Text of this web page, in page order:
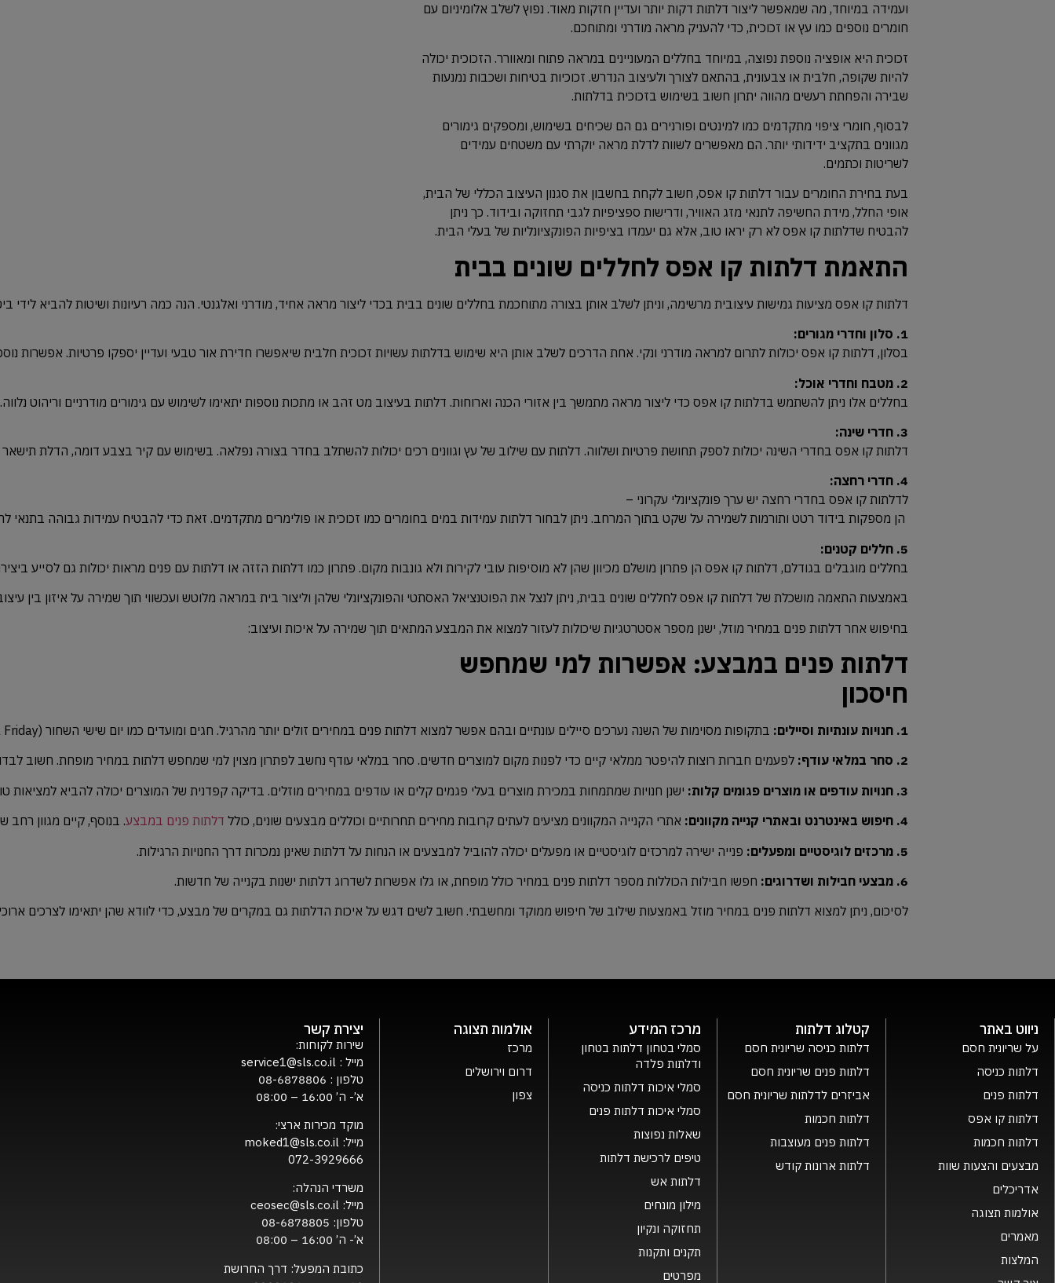
ועמידה במיוחד, מה שמאפשר ליצור דלתות דקות יותר ועדיין חזקות מאוד. נפוץ לשלב אלומיניום עם
חומרים נוספים כמו עץ או זכוכית, כדי להעניק מראה מודרני ומתוחכם.
זכוכית היא אופציה נוספת נפוצה, במיוחד בחללים המעוניינים במראה פתוח ומאוורר. הזכוכית יכולה
להיות שקופה, חלבית או צבעונית, בהתאם לצורך ולעיצוב הנדרש. זכוכיות בטיחות ושכבות נמנעות
שבירה והפחתת רעשים מהווה יתרון חשוב בשימוש בזכוכית בדלתות.
לבסוף, חומרי ציפוי מתקדמים כמו למינטים ופורנירים גם הם שכיחים בשימוש, ומספקים גימורים
מגוונים בתקציב ידידותי יותר. הם מאפשרים לשוות לדלת מראה יוקרתי עם משטחים עמידים
לשריטות וכתמים.
בעת בחירת החומרים עבור דלתות קו אפס, חשוב לקחת בחשבון את סגנון העיצוב הכללי של הבית,
אופי החלל, מידת החשיפה לתנאי מזג האוויר, ודרישות ספציפיות לגבי תחזוקה ובידוד. כך ניתן
להבטיח שדלתות קו אפס לא רק יראו טוב, אלא גם יעמדו בציפיות הפונקציונליות של בעלי הבית.
התאמת דלתות קו אפס לחללים שונים בבית
דלתות קו אפס מציעות גמישות עיצובית מרשימה, וניתן לשלב אותן בצורה מתוחכמת בחללים שונים בבית בכדי ליצור מראה אחיד, מודרני ואלגנטי. הנה כמה רעיונות ושיטות להביא לידי
1. סלון וחדרי מגורים:
בסלון, דלתות קו אפס יכולות לתרום למראה מודרני ונקי. אחת הדרכים לשלב אותן היא שימוש בדלתות עשויות זכוכית חלבית שיאפשרו חדירת אור טבעי ועדיין יספקו פרטיות. אפשרות
2. מטבח וחדרי אוכל:
בחללים אלו ניתן להשתמש בדלתות קו אפס כדי ליצור מראה מתמשך בין אזורי הכנה וארוחות. דלתות בעיצוב מט זהב או מתכות נוספות יתאימו לשימוש עם גימורים מודרניים וריהוט נלווה.
3. חדרי שינה:
דלתות קו אפס בחדרי השינה יכולות לספק תחושת פרטיות ושלווה. דלתות עם שילוב של עץ וגוונים רכים יכולות להשתלב בחדר בצורה נפלאה. בשימוש עם קיר בצבע דומה, הדלת תישאר
4. חדרי רחצה:
לדלתות קו אפס בחדרי רחצה יש ערך פונקציונלי עקרוני –
הן מספקות בידוד רטט ותורמות לשמירה על שקט בתוך המרחב. ניתן לבחור דלתות עמידות במים בחומרים כמו זכוכית או פולימרים מתקדמים. זאת כדי להבטיח עמידות גבוהה בתנאי
5. חללים קטנים:
בחללים מוגבלים בגודלם, דלתות קו אפס הן פתרון מושלם מכיוון שהן לא מוסיפות עובי לקירות ולא גונבות מקום. פתרון כמו דלתות הזזה או דלתות עם פנים מראות יכולות גם לסייע
באמצעות התאמה מושכלת של דלתות קו אפס לחללים שונים בבית, ניתן לנצל את הפוטנציאל האסתטי והפונקציונלי שלהן וליצור בית במראה מלוטש ועכשווי תוך שמירה על איזון בין
בחיפוש אחר דלתות פנים במחיר מוזל, ישנן מספר אסטרטגיות שיכולות לעזור למצוא את המבצע המתאים תוך שמירה על איכות ועיצוב:
דלתות פנים במבצע: אפשרות למי שמחפש
חיסכון
1. חנויות עונתיות וסיילים: בתקופות מסוימות של השנה נערכים סיילים עונתיים ובהם אפשר למצוא דלתות פנים במחירים זולים יותר מהרגיל. חגים ומועדים כמו יום שישי השחור (Black
Friday)
2. סחר במלאי עודף: לפעמים חברות רוצות להיפטר ממלאי קיים כדי לפנות מקום למוצרים חדשים. סחר במלאי עודף נחשב לפתרון מצוין למי שמחפש דלתות במחיר מופחת. חשוב
3. חנויות עודפים או מוצרים פגומים קלות: ישנן חנויות שמתמחות במכירת מוצרים בעלי פגמים קלים או עודפים במחירים מוזלים. בדיקה קפדנית של המוצרים יכולה להביא למציאות
4. חיפוש באינטרנט ובאתרי קנייה מקוונים: אתרי הקנייה המקוונים מציעים לעתים קרובות מחירים תחרותיים וכוללים מבצעים שונים, כולל דלתות פנים במבצע. בנוסף, קיים מגוון רחב
5. מרכזים לוגיסטיים ומפעלים: פנייה ישירה למרכזים לוגיסטיים או מפעלים יכולה להוביל למבצעים או הנחות על דלתות שאינן נמכרות דרך החנויות הרגילות.
6. מבצעי חבילות ושדרוגים: חפשו חבילות הכוללות מספר דלתות פנים במחיר כולל מופחת, או גלו אפשרות לשדרוג דלתות ישנות בקנייה של חדשות.
לסיכום, ניתן למצוא דלתות פנים במחיר מוזל באמצעות שילוב של חיפוש ממוקד ומחשבתי. חשוב לשים דגש על איכות הדלתות גם במקרים של מבצע, כדי לוודא שהן יתאימו לצרכים
ניווט באתר
על שריונית חסם
דלתות כניסה
דלתות פנים
דלתות קו אפס
דלתות חכמות
מבצעים והצעות שוות
אדריכלים
אולמות תצוגה
מאמרים
המלצות
קטלוג דלתות
דלתות כניסה שריונית חסם
דלתות פנים שריונית חסם
אביזרים לדלתות שריונית חסם
דלתות חכמות
דלתות פנים מעוצבות
דלתות ארונות קודש
מרכז המידע
סמלי בטחון דלתות בטחון
ודלתות פלדה
סמלי איכות דלתות כניסה
סמלי איכות דלתות פנים
שאלות נפוצות
טיפים לרכישת דלתות
דלתות אש
מילון מונחים
תחזוקה ונקיון
תקנים ותקנות
מפרטים
אולמות תצוגה
מרכז
דרום וירושלים
צפון
יצירת קשר
שירות לקוחות:
מייל :
טלפון : 08-6878806
א’- ה’ 16:00 – 08:00
מוקד מכירות ארצי:
מייל:moked1@sls.co.il
072-3929666
משרדי הנהלה:
מייל:ceosec@sls.co.il
טלפון: 08-6878805
א’- ה’ 16:00 – 08:00
כתובת המפעל: דרך החרושת